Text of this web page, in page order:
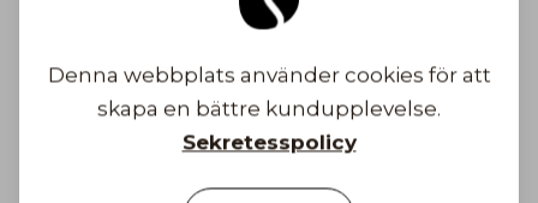
Denna webbplats använder cookies för att
skapa en bättre kundupplevelse.
Sekretesspolicy